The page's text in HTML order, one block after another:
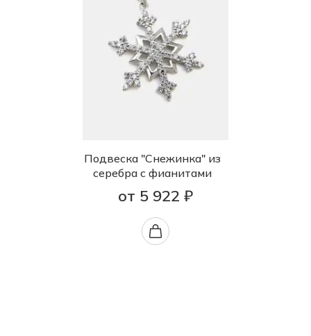
Подвеска "Снежинка" из
серебра с фианитами
от 5 922 ₽